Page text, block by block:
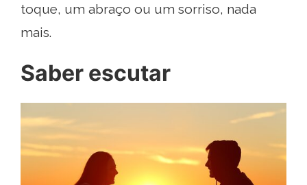
toque, um abraço ou um sorriso, nada
mais.
Saber escutar